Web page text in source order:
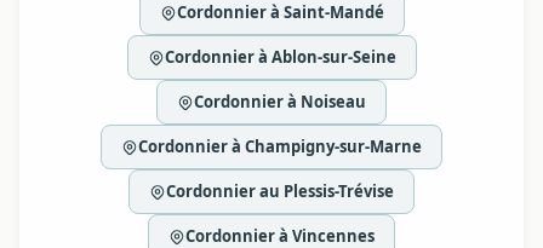
Cordonnier à Saint-Mandé
Cordonnier à Ablon-sur-Seine
Cordonnier à Noiseau
Cordonnier à Champigny-sur-Marne
Cordonnier au Plessis-Trévise
Cordonnier à Vincennes